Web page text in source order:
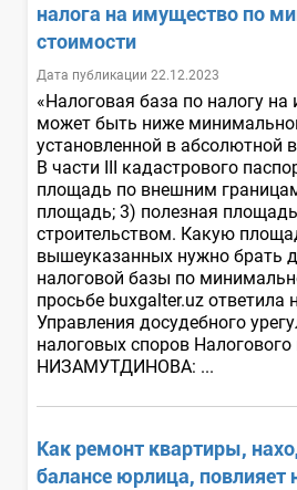
налога на имущество по
стоимости
Дата публикации 22.12.2023
«Налоговая база по налогу
может быть ниже
установленной в абсолютной
В части III кадастрового
площадь по внешним
площадь; 3) полезная
строительством. Какую
вышеуказанных нужно брать
налоговой базы по
просьбе buxgalter.uz ответила
Управления досудебного
налоговых споров
НИЗАМУТДИНОВА: ...
Как ремонт квартиры,
балансе юрлица, повлияет